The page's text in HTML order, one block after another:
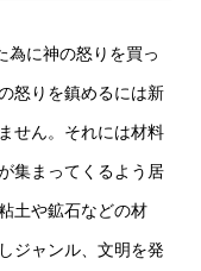
為に神の怒りを買っ
怒りを鎮めるには新
せん。それには材料
集まってくるよう居
土や鉱石などの材
ジャンル、文明を発